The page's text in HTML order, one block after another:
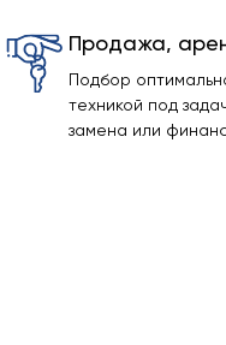
Продажа,
Подбор
техникой под
замена или